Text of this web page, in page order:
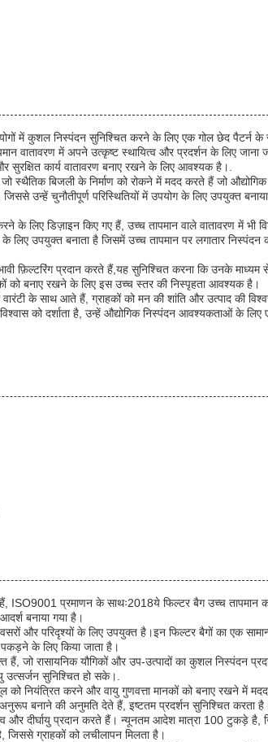
में कुशल निस्पंदन सुनिश्चित करने के लिए एक गोल छेद पैटर्न के
वातावरण में अपने उत्कृष्ट स्थायित्व और प्रदर्शन के लिए जाना
कार्य वातावरण बनाए रखने के लिए आवश्यक है।.
स्थैतिक बिजली के निर्माण को रोकने में मदद करते हैं जो
उन्हें चुनौतीपूर्ण परिस्थितियों में उपयोग के लिए उपयुक्त
के लिए डिज़ाइन किए गए हैं, उच्च तापमान वाले वातावरण में भी
उपयुक्त बनाता है जिसमें उच्च तापमान पर लगातार
फ़िल्टरिंग प्रदान करते हैं,यह सुनिश्चित करना कि उनके माध्यम
को बनाए रखने के लिए इस उच्च स्तर की निस्पृहता आवश्यक है।
के साथ आते हैं, ग्राहकों को मन की शांति और उत्पाद की
को दर्शाता है, उन्हें औद्योगिक निस्पंदन आवश्यकताओं के लिए
ISO9001 प्रमाणन के साथः2018ये फिल्टर बैग उच्च तापमान
बनाया गया है।
और परिदृश्यों के लिए उपयुक्त है।इन फिल्टर बैगों का एक
के लिए किया जाता है।
हैं, जो रासायनिक यौगिकों और उप-उत्पादों का कुशल निस्पंदन
उत्सर्जन सुनिश्चित हो सके।.
को नियंत्रित करने और वायु गुणवत्ता मानकों को बनाए रखने में
बनाने की अनुमति देते हैं, इष्टतम प्रदर्शन सुनिश्चित करता
दीर्घायु प्रदान करते हैं। न्यूनतम आदेश मात्रा 100 टुकड़े है,
ग्राहकों को लचीलापन मिलता है।